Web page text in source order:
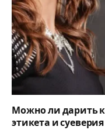
Можно ли дарить
этикета и суеверия